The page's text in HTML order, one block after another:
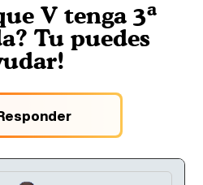
V tenga 3ª
Tu puedes